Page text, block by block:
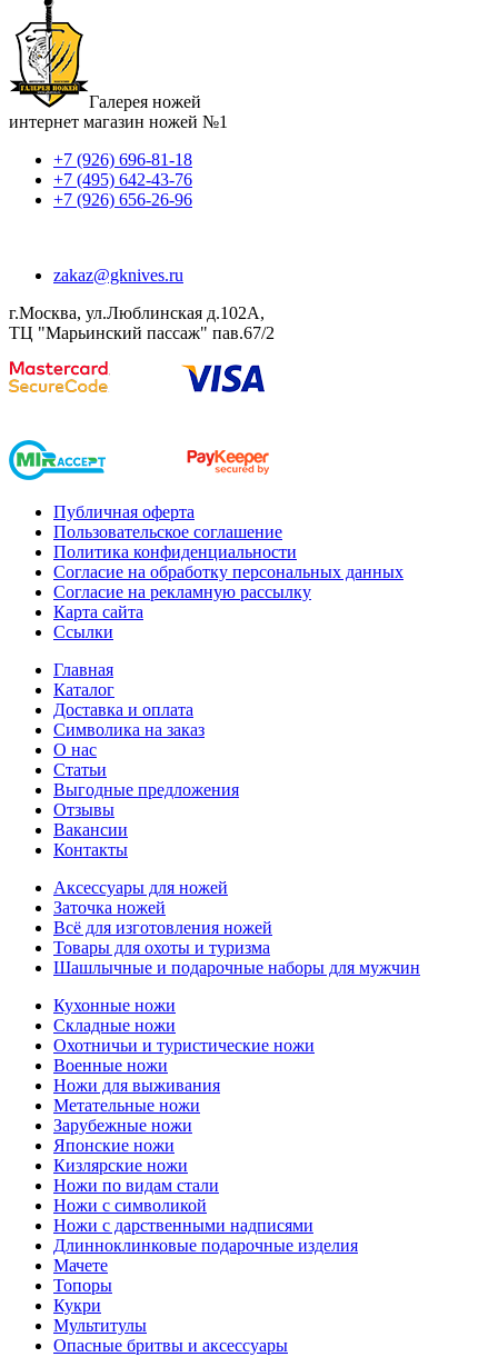
Галерея ножей
интернет магазин ножей №1
+7 (926) 696-81-18
+7 (495) 642-43-76
+7 (926) 656-26-96
zakaz@gknives.ru
г.Москва, ул.Люблинская д.102А,
ТЦ "Марьинский пассаж" пав.67/2
Публичная оферта
Пользовательское соглашение
Политика конфиденциальности
Согласие на обработку персональных данных
Согласие на рекламную рассылку
Карта сайта
Ссылки
Главная
Каталог
Доставка и оплата
Символика на заказ
О нас
Статьи
Выгодные предложения
Отзывы
Вакансии
Контакты
Аксессуары для ножей
Заточка ножей
Всё для изготовления ножей
Товары для охоты и туризма
Шашлычные и подарочные наборы для мужчин
Кухонные ножи
Складные ножи
Охотничьи и туристические ножи
Военные ножи
Ножи для выживания
Метательные ножи
Зарубежные ножи
Японские ножи
Кизлярские ножи
Ножи по видам стали
Ножи с символикой
Ножи с дарственными надписями
Длинноклинковые подарочные изделия
Мачете
Топоры
Кукри
Мультитулы
Опасные бритвы и аксессуары